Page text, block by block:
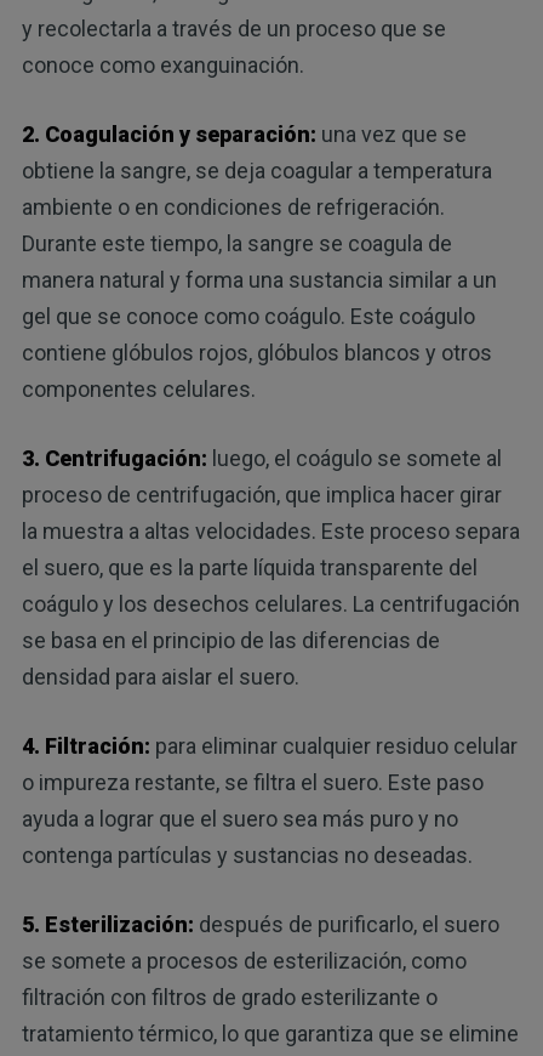
y recolectarla a través de un proceso que se
conoce como exanguinación.
2. Coagulación y separación: una vez que se
obtiene la sangre, se deja coagular a temperatura
ambiente o en condiciones de refrigeración.
Durante este tiempo, la sangre se coagula de
manera natural y forma una sustancia similar a un
gel que se conoce como coágulo. Este coágulo
contiene glóbulos rojos, glóbulos blancos y otros
componentes celulares.
3. Centrifugación: luego, el coágulo se somete al
proceso de centrifugación, que implica hacer girar
la muestra a altas velocidades. Este proceso separa
el suero, que es la parte líquida transparente del
coágulo y los desechos celulares. La centrifugación
se basa en el principio de las diferencias de
densidad para aislar el suero.
4. Filtración: para eliminar cualquier residuo celular
o impureza restante, se filtra el suero. Este paso
ayuda a lograr que el suero sea más puro y no
contenga partículas y sustancias no deseadas.
5. Esterilización: después de purificarlo, el suero
se somete a procesos de esterilización, como
filtración con filtros de grado esterilizante o
tratamiento térmico, lo que garantiza que se elimine